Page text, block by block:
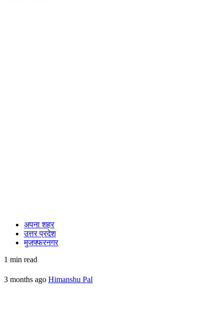
अपना शहर
उत्तर प्रदेश
मुजफ्फरनगर
1 min read
3 months ago Himanshu Pal